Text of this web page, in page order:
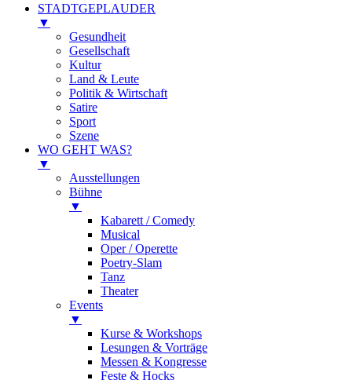
STADTGEPLAUDER
▼
Gesundheit
Gesellschaft
Kultur
Land & Leute
Politik & Wirtschaft
Satire
Sport
Szene
WO GEHT WAS?
▼
Ausstellungen
Bühne
▼
Kabarett / Comedy
Musical
Oper / Operette
Poetry-Slam
Tanz
Theater
Events
▼
Kurse & Workshops
Lesungen & Vorträge
Messen & Kongresse
Feste & Hocks